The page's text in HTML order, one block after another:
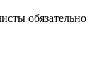
обязательно